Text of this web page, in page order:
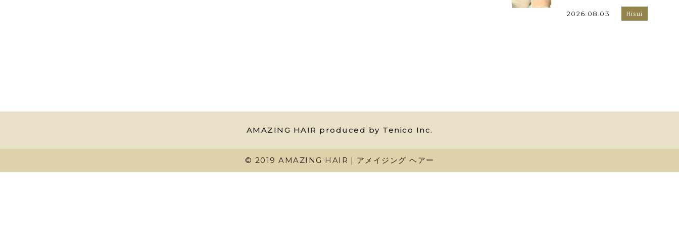
2026.08.03 Hisui
AMAZING HAIR produced by Tenico Inc.
© 2019 AMAZING HAIR｜アメイジング ヘアー